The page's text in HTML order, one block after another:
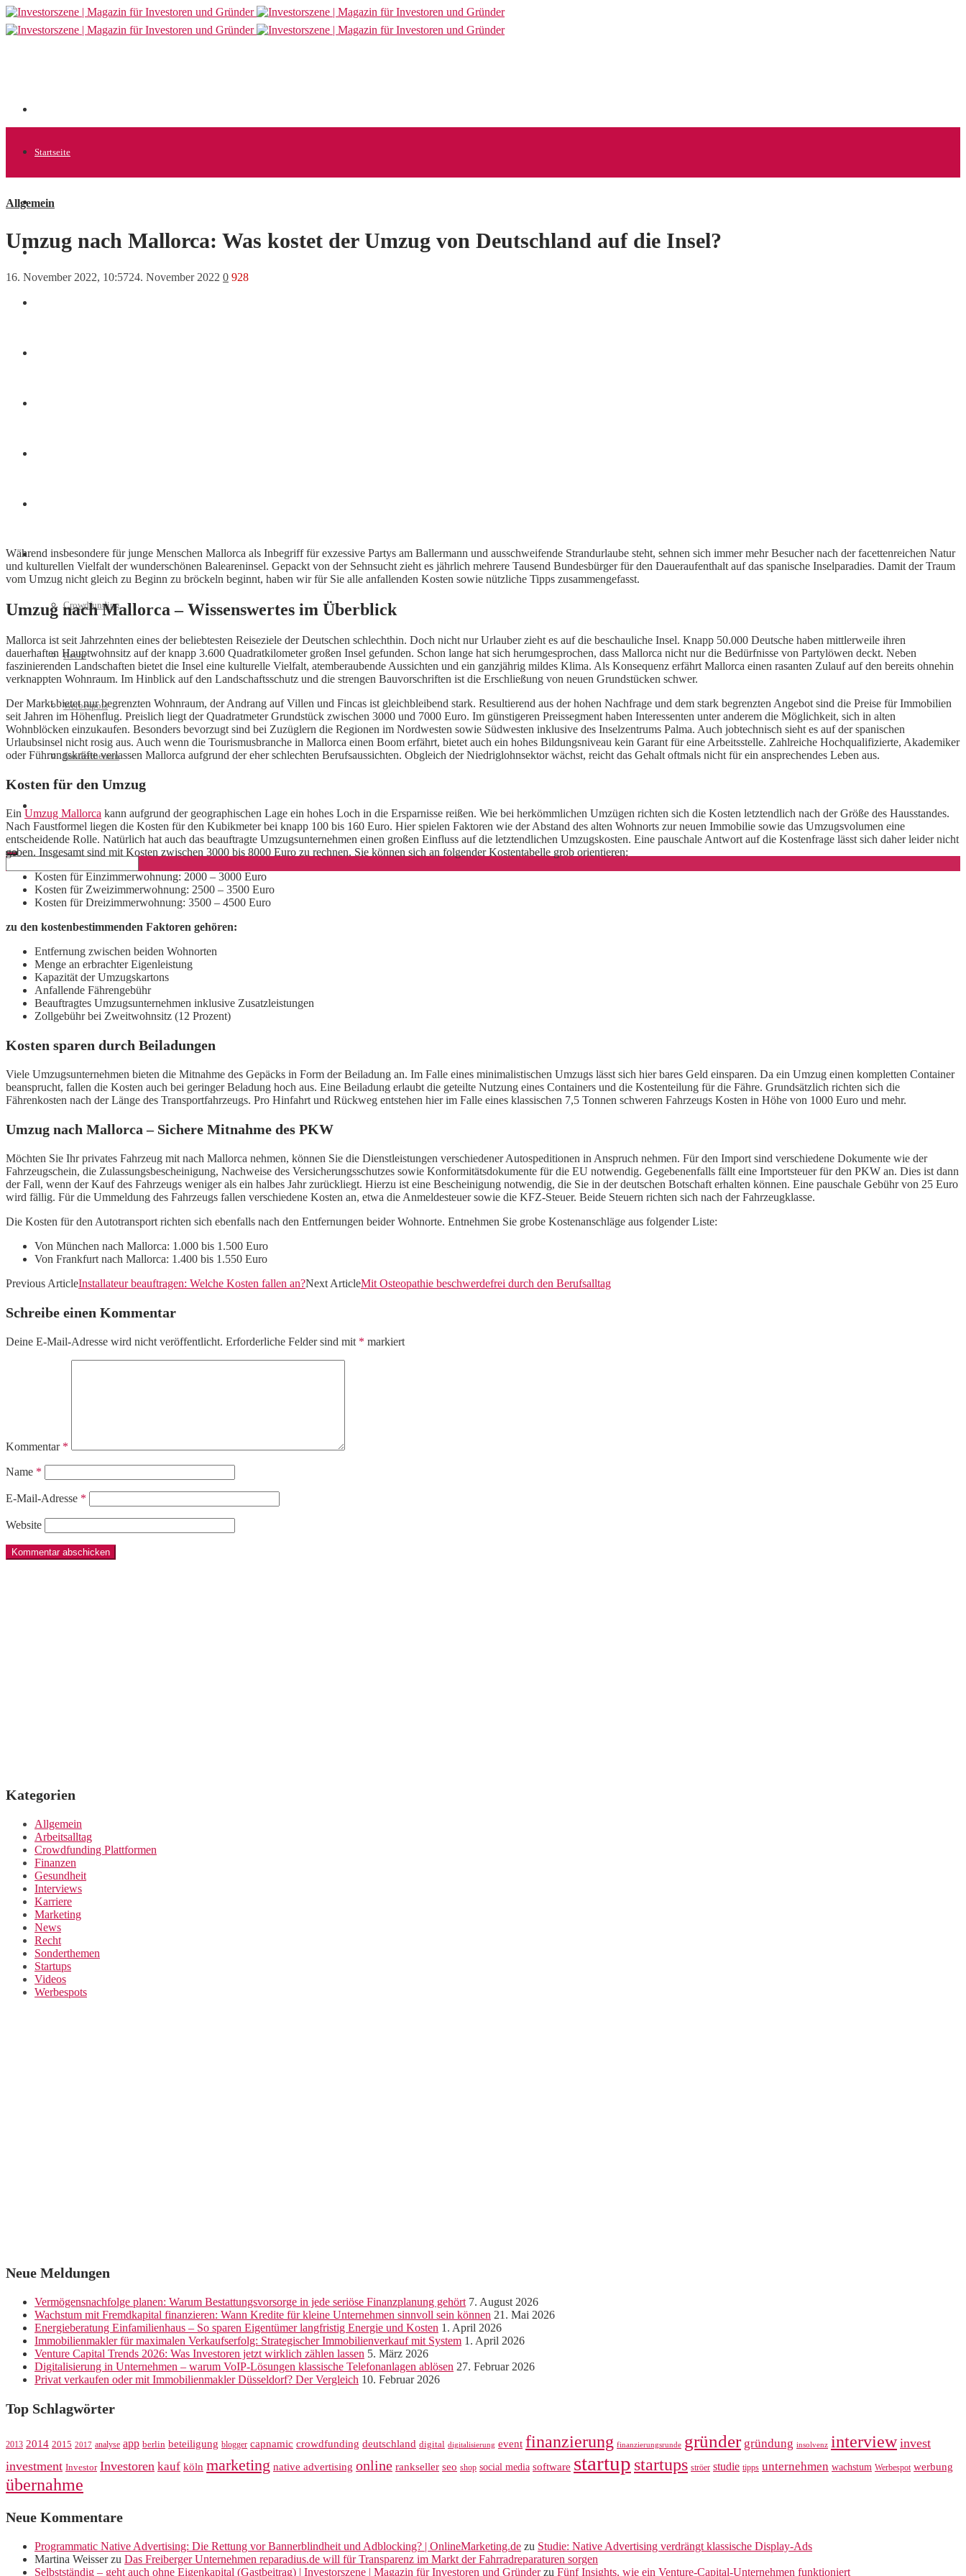
Startseite
Allgemein
Startups
Weitere
Crowdfunding
Recht
Werbespots
Sonderthemen
Allgemein
Umzug nach Mallorca: Was kostet der Umzug von Deutschland auf die Insel?
16. November 2022, 10:5724. November 2022 0 928
Während insbesondere für junge Menschen Mallorca als Inbegriff für exzessive Partys am Ballermann und ausschweifende Strandurlaube steht, sehnen sich immer mehr Besucher nach der facettenreichen Natur
und kulturellen Vielfalt der wunderschönen Baleareninsel. Gepackt von der Sehnsucht zieht es jährlich mehrere Tausend Bundesbürger für den Daueraufenthalt auf das spanische Inselparadies. Damit der Traum
vom Umzug nicht gleich zu Beginn zu bröckeln beginnt, haben wir für Sie alle anfallenden Kosten sowie nützliche Tipps zusammengefasst.
Umzug nach Mallorca – Wissenswertes im Überblick
Mallorca ist seit Jahrzehnten eines der beliebtesten Reiseziele der Deutschen schlechthin. Doch nicht nur Urlauber zieht es auf die beschauliche Insel. Knapp 50.000 Deutsche haben mittlerweile ihren
dauerhaften Hauptwohnsitz auf der knapp 3.600 Quadratkilometer großen Insel gefunden. Schon lange hat sich herumgesprochen, dass Mallorca nicht nur die Bedürfnisse von Partylöwen deckt. Neben
faszinierenden Landschaften bietet die Insel eine kulturelle Vielfalt, atemberaubende Aussichten und ein ganzjährig mildes Klima. Als Konsequenz erfährt Mallorca einen rasanten Zulauf auf den bereits ohnehin
verknappten Wohnraum. Im Hinblick auf den Landschaftsschutz und die strengen Bauvorschriften ist die Erschließung von neuen Grundstücken schwer.
Der Markt bietet nur begrenzten Wohnraum, der Andrang auf Villen und Fincas ist gleichbleibend stark. Resultierend aus der hohen Nachfrage und dem stark begrenzten Angebot sind die Preise für Immobilien
seit Jahren im Höhenflug. Preislich liegt der Quadratmeter Grundstück zwischen 3000 und 7000 Euro. Im günstigeren Preissegment haben Interessenten unter anderem die Möglichkeit, sich in alten
Wohnblöcken einzukaufen. Besonders bevorzugt sind bei Zuzüglern die Regionen im Nordwesten sowie Südwesten inklusive des Inselzentrums Palma. Auch jobtechnisch sieht es auf der spanischen
Urlaubsinsel nicht rosig aus. Auch wenn die Tourismusbranche in Mallorca einen Boom erfährt, bietet auch ein hohes Bildungsniveau kein Garant für eine Arbeitsstelle. Zahlreiche Hochqualifizierte, Akademiker
oder Führungskräfte verlassen Mallorca aufgrund der eher schlechten Berufsaussichten. Obgleich der Niedriglohnsektor wächst, reicht das Gehalt oftmals nicht für ein ansprechendes Leben aus.
Kosten für den Umzug
Ein Umzug Mallorca kann aufgrund der geographischen Lage ein hohes Loch in die Ersparnisse reißen. Wie bei herkömmlichen Umzügen richten sich die Kosten letztendlich nach der Größe des Hausstandes.
Nach Faustformel liegen die Kosten für den Kubikmeter bei knapp 100 bis 160 Euro. Hier spielen Faktoren wie der Abstand des alten Wohnorts zur neuen Immobilie sowie das Umzugsvolumen eine
entscheidende Rolle. Natürlich hat auch das beauftragte Umzugsunternehmen einen großen Einfluss auf die letztendlichen Umzugskosten. Eine pauschale Antwort auf die Kostenfrage lässt sich daher leider nicht
geben. Insgesamt sind mit Kosten zwischen 3000 bis 8000 Euro zu rechnen. Sie können sich an folgender Kostentabelle grob orientieren:
Kosten für Einzimmerwohnung: 2000 – 3000 Euro
Kosten für Zweizimmerwohnung: 2500 – 3500 Euro
Kosten für Dreizimmerwohnung: 3500 – 4500 Euro
zu den kostenbestimmenden Faktoren gehören:
Entfernung zwischen beiden Wohnorten
Menge an erbrachter Eigenleistung
Kapazität der Umzugskartons
Anfallende Fährengebühr
Beauftragtes Umzugsunternehmen inklusive Zusatzleistungen
Zollgebühr bei Zweitwohnsitz (12 Prozent)
Kosten sparen durch Beiladungen
Viele Umzugsunternehmen bieten die Mitnahme des Gepäcks in Form der Beiladung an. Im Falle eines minimalistischen Umzugs lässt sich hier bares Geld einsparen. Da ein Umzug einen kompletten Container
beansprucht, fallen die Kosten auch bei geringer Beladung hoch aus. Eine Beiladung erlaubt die geteilte Nutzung eines Containers und die Kostenteilung für die Fähre. Grundsätzlich richten sich die
Fährenkosten nach der Länge des Transportfahrzeugs. Pro Hinfahrt und Rückweg entstehen hier im Falle eines klassischen 7,5 Tonnen schweren Fahrzeugs Kosten in Höhe von 1000 Euro und mehr.
Umzug nach Mallorca – Sichere Mitnahme des PKW
Möchten Sie Ihr privates Fahrzeug mit nach Mallorca nehmen, können Sie die Dienstleistungen verschiedener Autospeditionen in Anspruch nehmen. Für den Import sind verschiedene Dokumente wie der
Fahrzeugschein, die Zulassungsbescheinigung, Nachweise des Versicherungsschutzes sowie Konformitätsdokumente für die EU notwendig. Gegebenenfalls fällt eine Importsteuer für den PKW an. Dies ist dann
der Fall, wenn der Kauf des Fahrzeugs weniger als ein halbes Jahr zurückliegt. Hierzu ist eine Bescheinigung notwendig, die Sie in der deutschen Botschaft erhalten können. Eine pauschale Gebühr von 25 Euro
wird fällig. Für die Ummeldung des Fahrzeugs fallen verschiedene Kosten an, etwa die Anmeldesteuer sowie die KFZ-Steuer. Beide Steuern richten sich nach der Fahrzeugklasse.
Die Kosten für den Autotransport richten sich ebenfalls nach den Entfernungen beider Wohnorte. Entnehmen Sie grobe Kostenanschläge aus folgender Liste:
Von München nach Mallorca: 1.000 bis 1.500 Euro
Von Frankfurt nach Mallorca: 1.400 bis 1.550 Euro
Previous ArticleInstallateur beauftragen: Welche Kosten fallen an?Next ArticleMit Osteopathie beschwerdefrei durch den Berufsalltag
Schreibe einen Kommentar
Deine E-Mail-Adresse wird nicht veröffentlicht. Erforderliche Felder sind mit * markiert
Kommentar *
Name *
E-Mail-Adresse *
Website
Kategorien
Allgemein
Arbeitsalltag
Crowdfunding Plattformen
Finanzen
Gesundheit
Interviews
Karriere
Marketing
News
Recht
Sonderthemen
Startups
Videos
Werbespots
Neue Meldungen
Vermögensnachfolge planen: Warum Bestattungsvorsorge in jede seriöse Finanzplanung gehört 7. August 2026
Wachstum mit Fremdkapital finanzieren: Wann Kredite für kleine Unternehmen sinnvoll sein können 21. Mai 2026
Energieberatung Einfamilienhaus – So sparen Eigentümer langfristig Energie und Kosten 1. April 2026
Immobilienmakler für maximalen Verkaufserfolg: Strategischer Immobilienverkauf mit System 1. April 2026
Venture Capital Trends 2026: Was Investoren jetzt wirklich zählen lassen 5. März 2026
Digitalisierung in Unternehmen – warum VoIP-Lösungen klassische Telefonanlagen ablösen 27. Februar 2026
Privat verkaufen oder mit Immobilienmakler Düsseldorf? Der Vergleich 10. Februar 2026
Top Schlagwörter
2013 2014 2015 2017 analyse app berlin beteiligung blogger capnamic crowdfunding deutschland digital digitalisierung event finanzierung finanzierungsrunde gründer gründung insolvenz interview invest
investment Investor Investoren kauf köln marketing native advertising online rankseller seo shop social media software startup startups ströer studie tipps unternehmen wachstum Werbespot werbung
übernahme
Neue Kommentare
Programmatic Native Advertising: Die Rettung vor Bannerblindheit und Adblocking? | OnlineMarketing.de zu Studie: Native Advertising verdrängt klassische Display-Ads
Martina Weisserzu Das Freiberger Unternehmen reparadius.de will für Transparenz im Markt der Fahrradreparaturen sorgen
Selbstständig – geht auch ohne Eigenkapital (Gastbeitrag) | Investorszene | Magazin für Investoren und Gründerzu Fünf Insights, wie ein Venture-Capital-Unternehmen funktioniert